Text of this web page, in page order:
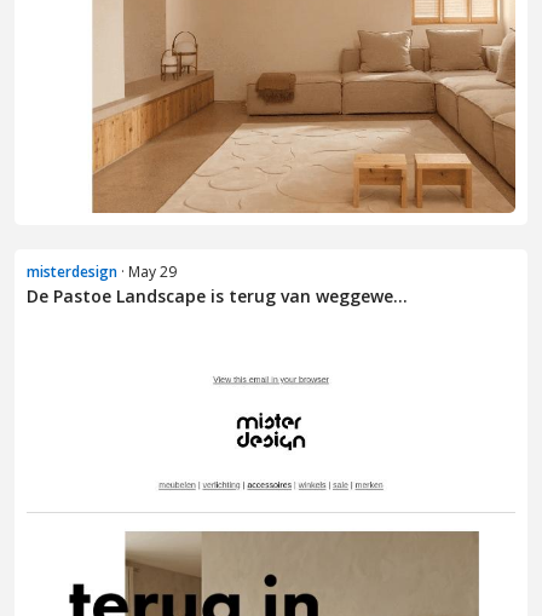
misterdesign · May 29
De Pastoe Landscape is terug van weggewe...